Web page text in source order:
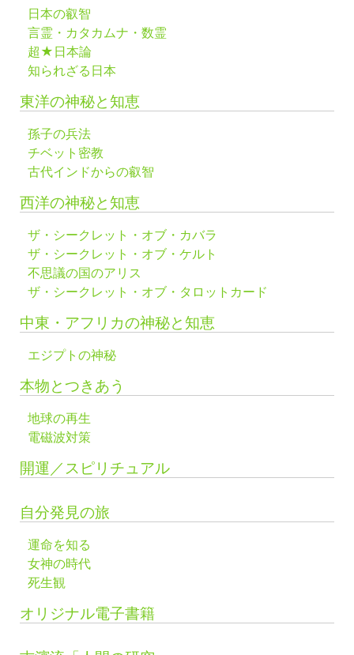
日本の叡智
言霊・カタカムナ・数霊
超★日本論
知られざる日本
東洋の神秘と知恵
孫子の兵法
チベット密教
古代インドからの叡智
西洋の神秘と知恵
ザ・シークレット・オブ・カバラ
ザ・シークレット・オブ・ケルト
不思議の国のアリス
ザ・シークレット・オブ・タロットカード
中東・アフリカの神秘と知恵
エジプトの神秘
本物とつきあう
地球の再生
電磁波対策
開運／スピリチュアル
自分発見の旅
運命を知る
女神の時代
死生観
オリジナル電子書籍